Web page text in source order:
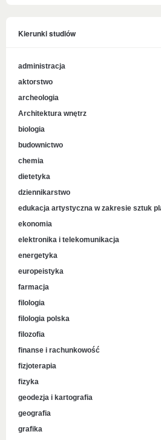
Kierunki studiów
administracja
aktorstwo
archeologia
Architektura wnętrz
biologia
budownictwo
chemia
dietetyka
dziennikarstwo
edukacja artystyczna w zakresie sztuk
ekonomia
elektronika i telekomunikacja
energetyka
europeistyka
farmacja
filologia
filologia polska
filozofia
finanse i rachunkowość
fizjoterapia
fizyka
geodezja i kartografia
geografia
grafika